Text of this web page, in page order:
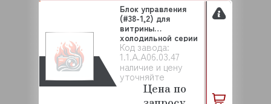
Код завода:
1.1.A.A06.03.47
наличие и цену
уточняйте
Блок управления
(#38-1,2) для
витрины
холодильной серии
CS EQTA (...
Цена по